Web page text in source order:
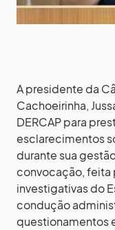
A presidente da
Cachoeirinha,
DERCAP para
esclarecimentos
durante sua
convocação, feita
investigativas do
condução
questionamentos